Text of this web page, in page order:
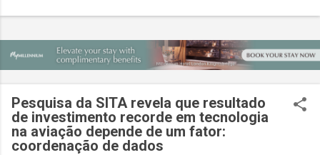
podem acessar os três eventos simultâneos A Travel Tech
Asia 2026 retorna de 21 a 23 de outubro de 2026 no Sands
compradores para explorar as inovações que moldam o futuro
das viagens. O evento também contará com a presença de
importantes nomes do setor e debates sobre as principais
Pesquisa da SITA revela que resultado
de investimento recorde em tecnologia
na aviação depende de um fator:
coordenação de dados